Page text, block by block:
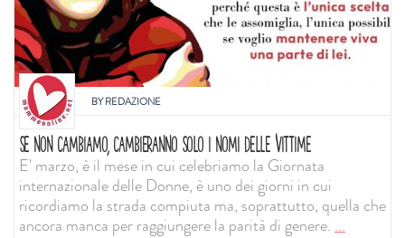
BYREDAZIONE
SE NON CAMBIAMO, CAMBIERANNO SOLO I NOMI DELLE VITTIME
E' marzo, è il mese in cui celebriamo la Giornata
internazionale delle Donne, è uno dei giorni in cui
ricordiamo la strada compiuta ma, soprattutto, quella che
ancora manca per raggiungere la parità di genere. ...